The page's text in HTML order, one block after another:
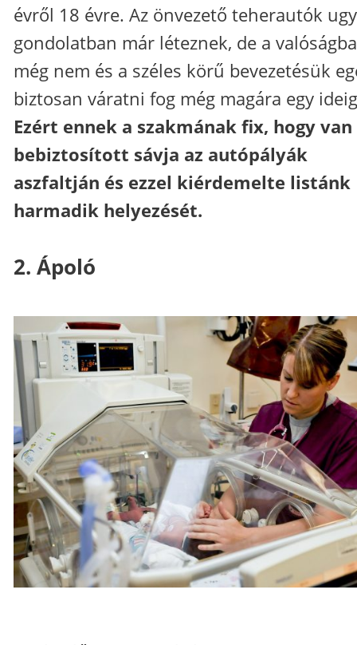
évről 18 évre. Az önvezető teherautók
gondolatban már léteznek, de a
még nem és a széles körű bevezetésük
biztosan váratni fog még magára egy
Ezért ennek a szakmának fix, hogy van
bebiztosított sávja az autópályák
aszfaltján és ezzel kiérdemelte listánk
harmadik helyezését.
2. Ápoló